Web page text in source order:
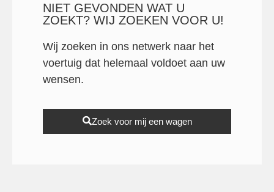
NIET GEVONDEN WAT U
ZOEKT? WIJ ZOEKEN VOOR U!
Wij zoeken in ons netwerk naar het
voertuig dat helemaal voldoet aan uw
wensen.
Zoek voor mij een wagen